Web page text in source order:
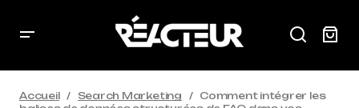
Accueil Search Marketing
Comment intégrer les